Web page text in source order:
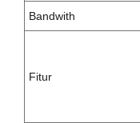
Bandwith
Fitur